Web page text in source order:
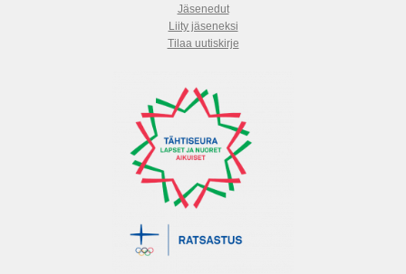
Jäsenedut
Liity jäseneksi
Tilaa uutiskirje